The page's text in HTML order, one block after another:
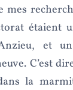
mes
étaient
et
C’est
la